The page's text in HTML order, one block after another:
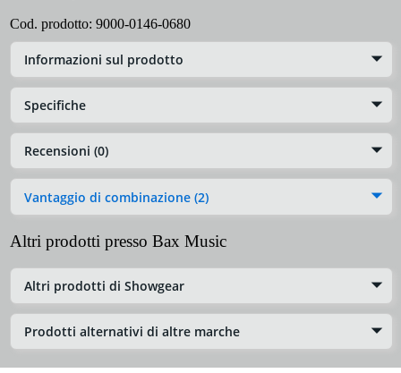
Cod. prodotto: 9000-0146-0680
Informazioni sul prodotto
Specifiche
Recensioni (0)
Vantaggio di combinazione (2)
Altri prodotti presso Bax Music
Altri prodotti di Showgear
Prodotti alternativi di altre marche